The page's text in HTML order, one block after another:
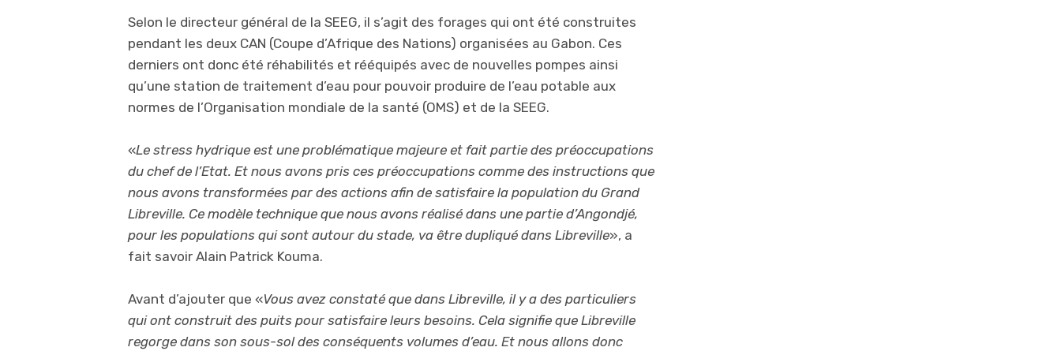
Selon le directeur général de la SEEG, il s’agit des forages qui ont été construites
pendant les deux CAN (Coupe d’Afrique des Nations) organisées au Gabon. Ces
derniers ont donc été réhabilités et rééquipés avec de nouvelles pompes ainsi
qu’une station de traitement d’eau pour pouvoir produire de l’eau potable aux
normes de l’Organisation mondiale de la santé (OMS) et de la SEEG.
«Le stress hydrique est une problématique majeure et fait partie des préoccupations
du chef de l’Etat. Et nous avons pris ces préoccupations comme des instructions que
nous avons transformées par des actions afin de satisfaire la population du Grand
Libreville. Ce modèle technique que nous avons réalisé dans une partie d’Angondjé,
pour les populations qui sont autour du stade, va être dupliqué dans Libreville», a
fait savoir Alain Patrick Kouma.
Avant d’ajouter que «Vous avez constaté que dans Libreville, il y a des particuliers
qui ont construit des puits pour satisfaire leurs besoins. Cela signifie que Libreville
regorge dans son sous-sol des conséquents volumes d’eau. Et nous allons donc